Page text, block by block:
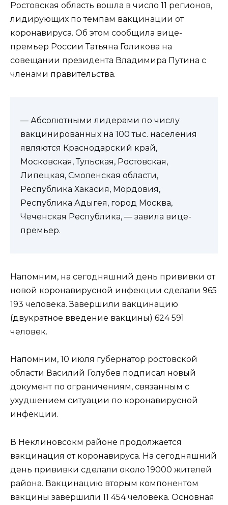
Ростовская область вошла в число 11 регионов,
лидирующих по темпам вакцинации от
коронавируса. Об этом сообщила вице-
премьер России Татьяна Голикова на
совещании президента Владимира Путина с
членами правительства.
— Абсолютными лидерами по числу
вакцинированных на 100 тыс. населения
являются Краснодарский край,
Московская, Тульская, Ростовская,
Липецкая, Смоленская области,
Республика Хакасия, Мордовия,
Республика Адыгея, город Москва,
Чеченская Республика, — завила вице-
премьер.
Напомним, на сегодняшний день прививки от
новой коронавирусной инфекции сделали 965
193 человека. Завершили вакцинацию
(двукратное введение вакцины) 624 591
человек.
Напомним, 10 июля губернатор ростовской
области Василий Голубев подписал новый
документ по ограничениям, связанным с
ухудшением ситуации по коронавирусной
инфекции.
В Неклиновсокм районе продолжается
вакцинация от коронавируса. На сегодняшний
день прививки сделали около 19000 жителей
района. Вакцинацию вторым компонентом
вакцины завершили 11 454 человека. Основная